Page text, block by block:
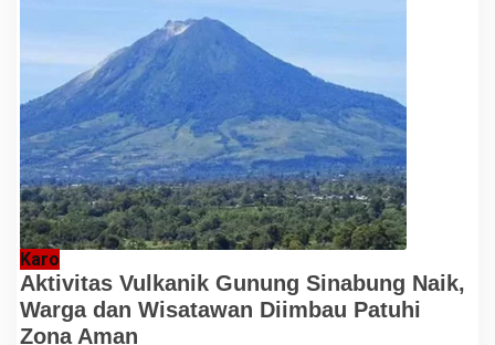
Karo
Aktivitas Vulkanik Gunung Sinabung Naik,
Warga dan Wisatawan Diimbau Patuhi
Zona Aman